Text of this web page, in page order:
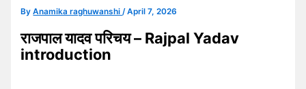
ByAnamika raghuwanshi/April 7, 2026
राजपाल यादव परिचय – Rajpal Yadav
introduction